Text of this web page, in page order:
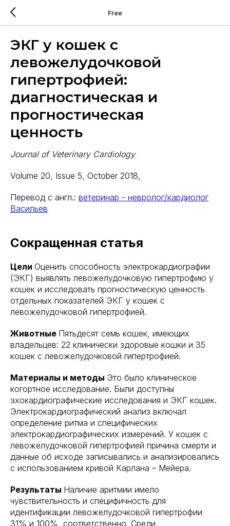
Free
ЭКГ у кошек с
левожелудочковой
гипертрофией:
диагностическая и
прогностическая
ценность
Journal of Veterinary Cardiology
Volume 20, Issue 5, October 2018,
Перевод с англ.: ветеринар - невролог/кардиолог
Васильев
Сокращенная статья
Цели Оценить способность электрокардиографии
(ЭКГ) выявлять левожелудочковую гипертрофию у
кошек и исследовать прогностическую ценность
отдельных показателей ЭКГ у кошек с
левожелудочковой гипертрофией.
Животные Пятьдесят семь кошек, имеющих
владельцев: 22 клинически здоровые кошки и 35
кошек с левожелудочковой гипертрофией.
Материалы и методы Это было клиническое
когортное исследование. Были доступны
эхокардиографические исследования и ЭКГ кошек.
Электрокардиографический анализ включал
определение ритма и специфических
электрокардиографических измерений. У кошек с
левожелудочковой гипертрофией причина смерти и
данные об исходе записывались и анализировались
с использованием кривой Карлана – Мейера.
Результаты Наличие аритмии имело
чувствительность и специфичность для
идентификации левожелудочковой гипертрофии
31% и 100%, соответственно. Среди